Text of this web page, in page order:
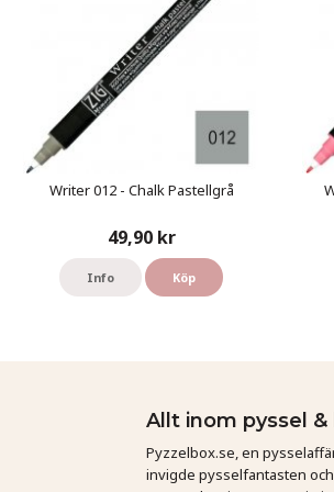
Writer 012 - Chalk Pastellgrå
49,90 kr
Info Köp
Allt inom pyssel
Pyzzelbox.se, en
invigde pysselfantasten